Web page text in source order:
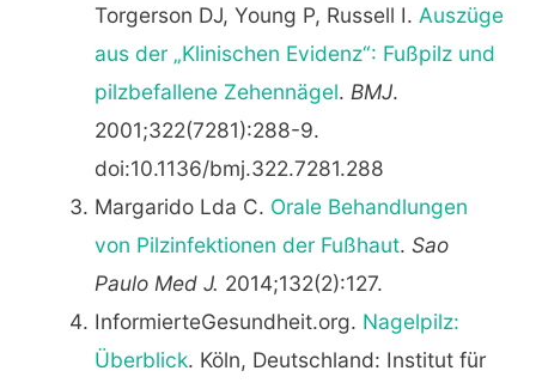
Torgerson DJ, Young P, Russell I. Auszüge
aus der „Klinischen Evidenz“: Fußpilz und
pilzbefallene Zehennägel. BMJ.
2001;322(7281):288-9.
doi:10.1136/bmj.322.7281.288
Margarido Lda C. Orale Behandlungen
von Pilzinfektionen der Fußhaut. Sao
Paulo Med J. 2014;132(2):127.
InformierteGesundheit.org. Nagelpilz:
Überblick. Köln, Deutschland: Institut für